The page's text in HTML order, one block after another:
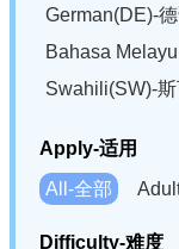
German(DE)-
Bahasa
Swahili(SW)-
Apply-适用
All-全部
Difficulty-难度